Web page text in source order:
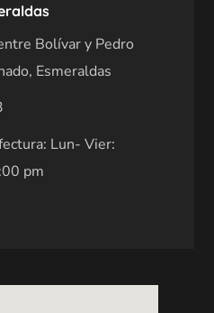
Bolívar y Pedro
Esmeraldas
Lun- Vier:
pm